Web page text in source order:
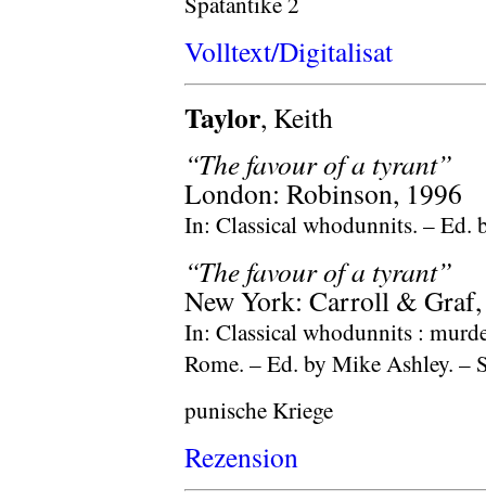
Volltext/Digitalisat
Taylor, Keith
“The favour of a tyrant”
London: Robinson, 1996
In: Classical whodunnits. – Ed.
“The favour of a tyrant”
New York: Carroll &
In: Classical whodunnits :
Rome. – Ed. by Mike Ashley. –
punische Kriege
Rezension